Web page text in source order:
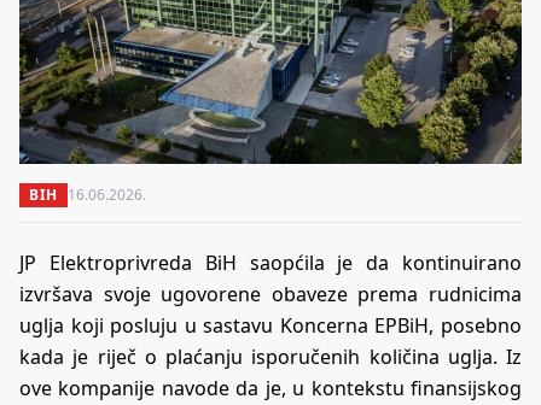
BIH 16.06.2026.
JP Elektroprivreda BiH saopćila je da kontinuirano
izvršava svoje ugovorene obaveze prema rudnicima
uglja koji posluju u sastavu Koncerna EPBiH, posebno
kada je riječ o plaćanju isporučenih količina uglja. Iz
ove kompanije navode da je, u kontekstu finansijskog